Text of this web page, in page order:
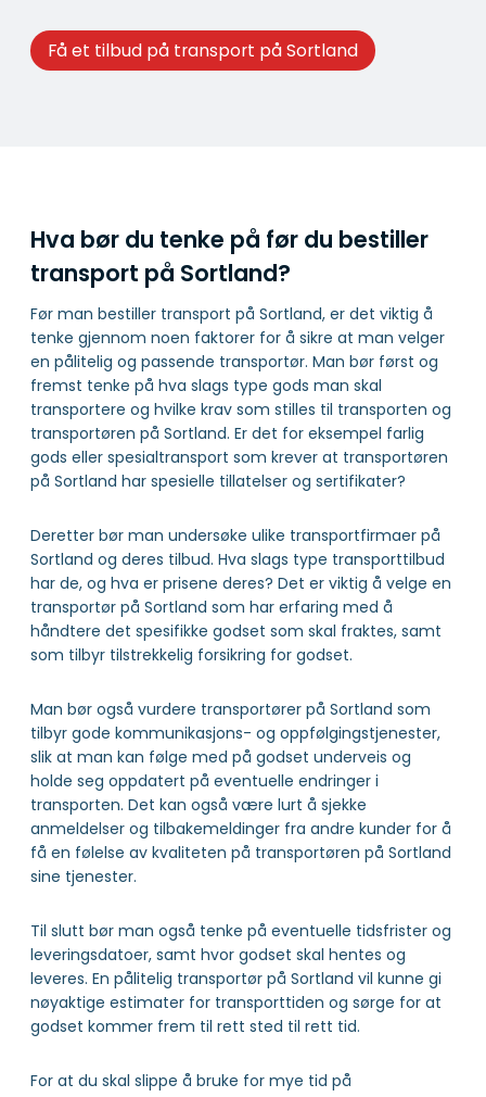
Få et tilbud på transport på Sortland
Hva bør du tenke på før du bestiller
transport på Sortland?
Før man bestiller transport på Sortland, er det viktig å
tenke gjennom noen faktorer for å sikre at man velger
en pålitelig og passende transportør. Man bør først og
fremst tenke på hva slags type gods man skal
transportere og hvilke krav som stilles til transporten og
transportøren på Sortland. Er det for eksempel farlig
gods eller spesialtransport som krever at transportøren
på Sortland har spesielle tillatelser og sertifikater?
Deretter bør man undersøke ulike transportfirmaer på
Sortland og deres tilbud. Hva slags type transporttilbud
har de, og hva er prisene deres? Det er viktig å velge en
transportør på Sortland som har erfaring med å
håndtere det spesifikke godset som skal fraktes, samt
som tilbyr tilstrekkelig forsikring for godset.
Man bør også vurdere transportører på Sortland som
tilbyr gode kommunikasjons- og oppfølgingstjenester,
slik at man kan følge med på godset underveis og
holde seg oppdatert på eventuelle endringer i
transporten. Det kan også være lurt å sjekke
anmeldelser og tilbakemeldinger fra andre kunder for å
få en følelse av kvaliteten på transportøren på Sortland
sine tjenester.
Til slutt bør man også tenke på eventuelle tidsfrister og
leveringsdatoer, samt hvor godset skal hentes og
leveres. En pålitelig transportør på Sortland vil kunne gi
nøyaktige estimater for transporttiden og sørge for at
godset kommer frem til rett sted til rett tid.
For at du skal slippe å bruke for mye tid på